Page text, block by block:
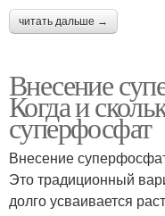
читать дальше →
Внесение
Когда и
суперфосфат
Внесение
Это традиционный
долго усваивается